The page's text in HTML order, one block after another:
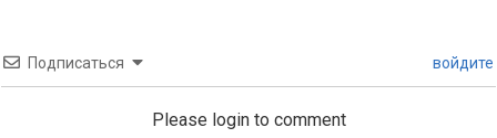
Подписаться войдите
Please login to comment